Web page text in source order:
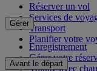
Réserver un vol
Services de
Transport
Planifier votre
Gérer
Enregistrement
Gérer votre
Voiture avec
Avant le départ